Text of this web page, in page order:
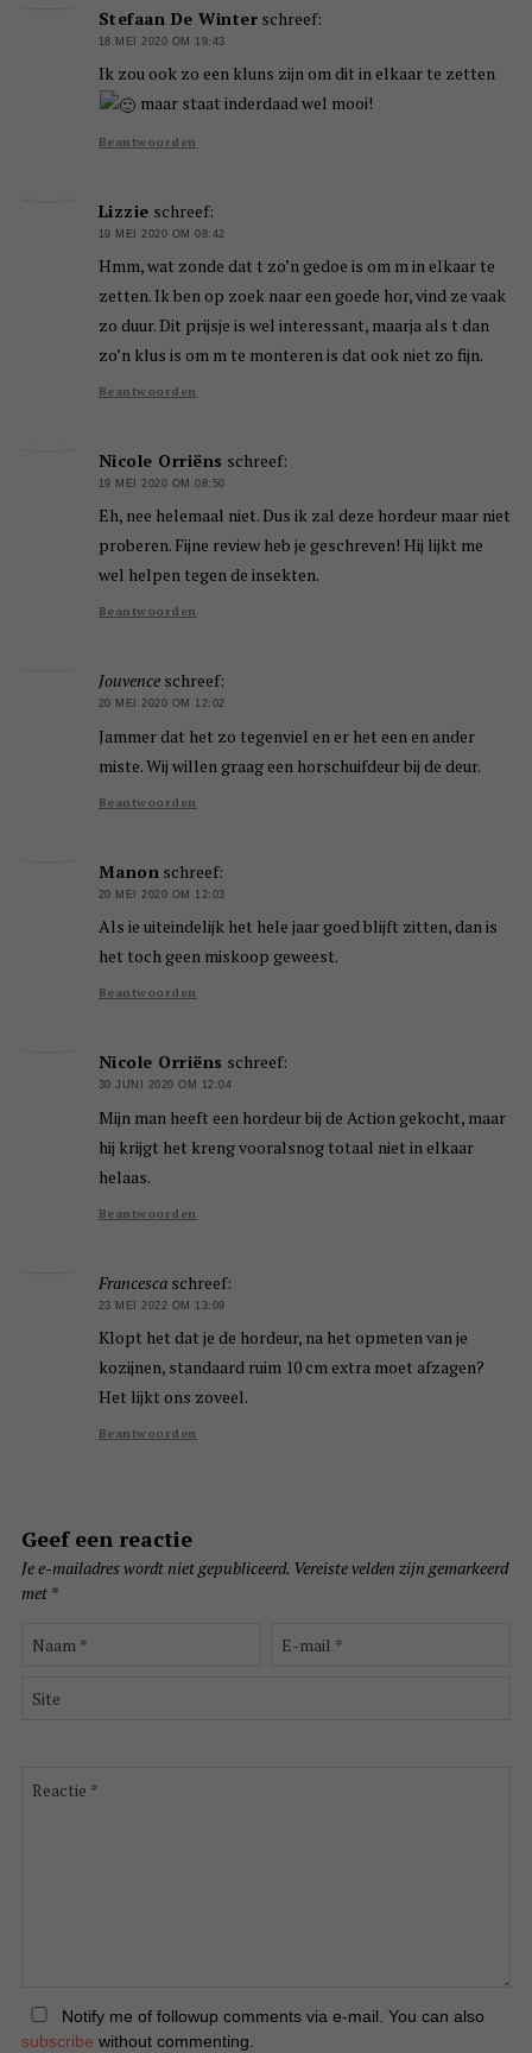
Stefaan De Winter schreef:
18 MEI 2020 OM 19:43
Ik zou ook zo een kluns zijn om dit in elkaar te zetten
maar staat inderdaad wel mooi!
Beantwoorden
Lizzie schreef:
19 MEI 2020 OM 08:42
Hmm, wat zonde dat t zo’n gedoe is om m in elkaar te
zetten. Ik ben op zoek naar een goede hor, vind ze vaak
zo duur. Dit prijsje is wel interessant, maarja als t dan
zo’n klus is om m te monteren is dat ook niet zo fijn.
Beantwoorden
Nicole Orriëns schreef:
19 MEI 2020 OM 08:50
Eh, nee helemaal niet. Dus ik zal deze hordeur maar niet
proberen. Fijne review heb je geschreven! Hij lijkt me
wel helpen tegen de insekten.
Beantwoorden
Jouvence schreef:
20 MEI 2020 OM 12:02
Jammer dat het zo tegenviel en er het een en ander
miste. Wij willen graag een horschuifdeur bij de deur.
Beantwoorden
Manon schreef:
20 MEI 2020 OM 12:03
Als ie uiteindelijk het hele jaar goed blijft zitten, dan is
het toch geen miskoop geweest.
Beantwoorden
Nicole Orriëns schreef:
30 JUNI 2020 OM 12:04
Mijn man heeft een hordeur bij de Action gekocht, maar
hij krijgt het kreng vooralsnog totaal niet in elkaar
helaas.
Beantwoorden
Francesca schreef:
23 MEI 2022 OM 13:09
Klopt het dat je de hordeur, na het opmeten van je
kozijnen, standaard ruim 10 cm extra moet afzagen?
Het lijkt ons zoveel.
Beantwoorden
Geef een reactie
Je e-mailadres wordt niet gepubliceerd. Vereiste velden zijn gemarkeerd
met *
Notify me of followup comments via e-mail. You can also
subscribe without commenting.